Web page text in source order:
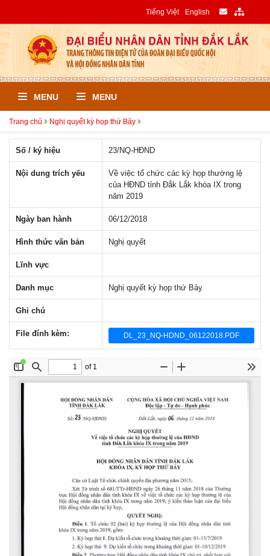
Tiếng Việt English
MENU MENU
Trang chủ Nghị quyết kỳ họp thứ Bảy
Số / ký hiệu 23/NQ-HÐND
Nội dung trích yếu
Về việc tổ chức các kỳ họp thường lệ
của HĐND tỉnh Đắk Lắk khóa IX trong
năm 2019
Ngày ban hành 06/12/2018
Hình thức văn bản Nghị quyết
Lĩnh vực
Danh mục Nghị quyết kỳ họp thứ Bảy
Ghi chú
File đính kèm: DL_23_NQ-HDND_06122018.PDF